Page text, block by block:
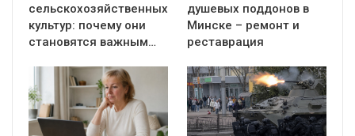
сельскохозяйственных
культур: почему они
становятся важным…
душевых поддонов в
Минске – ремонт и
реставрация